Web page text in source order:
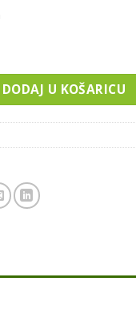
2-19) količina
DODAJ U KOŠARICU